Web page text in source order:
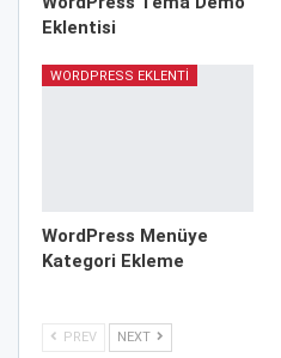
Eklentisi
WORDPRESS EKLENTI
WordPress Menüye
Kategori Ekleme
PREV NEXT